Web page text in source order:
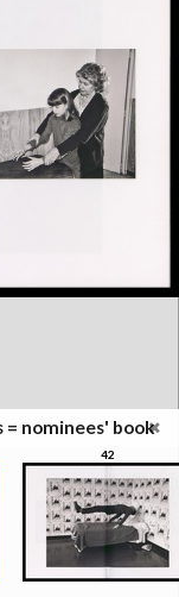
= nominees' book
42